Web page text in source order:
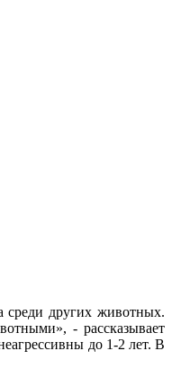
среди других животных.
- рассказывает
до 1-2 лет. В